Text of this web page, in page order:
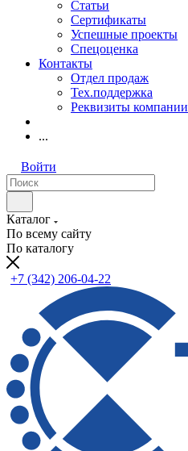
Статьи
Сертификаты
Успешные проекты
Спецоценка
Контакты
Отдел продаж
Тех.поддержка
Реквизиты компании
...
Войти
Каталог
По всему сайту
По каталогу
+7 (342) 206-04-22